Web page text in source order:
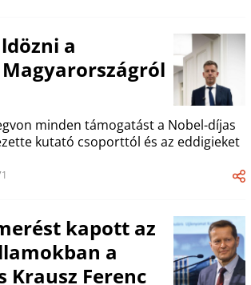
a
minden támogatást a Nobel-díjas
kutató csoporttól és az eddigieket
kapott az
a
Krausz Ferenc